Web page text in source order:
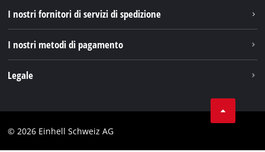
Pinterest
I nostri fornitori di servizi di spedizione
I nostri metodi di pagamento
Legale
Testata
© 2026 Einhell Schweiz AG